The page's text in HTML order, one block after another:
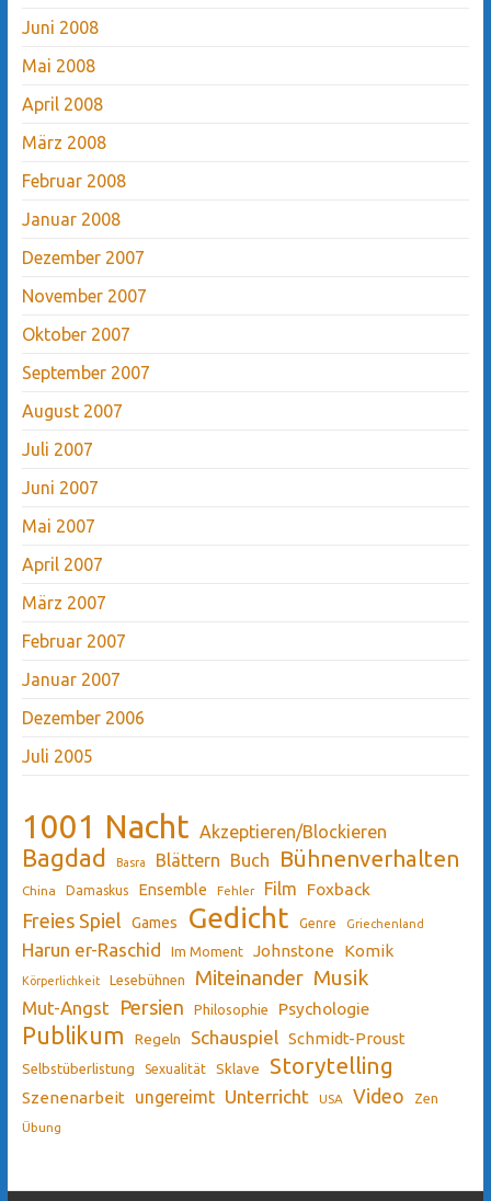
Juni 2008
Mai 2008
April 2008
März 2008
Februar 2008
Januar 2008
Dezember 2007
November 2007
Oktober 2007
September 2007
August 2007
Juli 2007
Juni 2007
Mai 2007
April 2007
März 2007
Februar 2007
Januar 2007
Dezember 2006
Juli 2005
1001 Nacht Akzeptieren/Blockieren
Bagdad Basra Blättern Buch Bühnenverhalten
China Damaskus Ensemble Fehler Film Foxback
Freies Spiel Games Gedicht Genre Griechenland
Harun er-Raschid Im Moment Johnstone Komik
Körperlichkeit Lesebühnen Miteinander Musik
Mut-Angst Persien Philosophie Psychologie
Publikum Regeln Schauspiel Schmidt-Proust
Selbstüberlistung Sexualität Sklave Storytelling
Szenenarbeit ungereimt Unterricht USA Video Zen
Übung